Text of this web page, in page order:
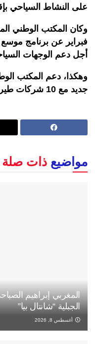
على النشاط السياحي
وكان المكتب الوطني
فبراير عن برنامج
أجل دعم الوجهات
جديد مع 10 شركات طيران برسم موسم صيف 2023.
مواضيع ذات صلة
المغربي إبراهيم
الجبلية “شانتال بيا”
أغسطس 8, 2026